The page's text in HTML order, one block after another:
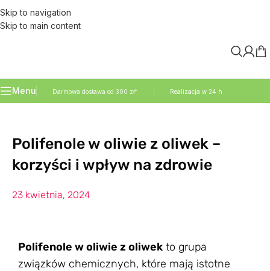
Skip to navigation
Skip to main content
Menu Darmowa dostawa od 300 zł* Realizacja w 24 h
Polifenole w oliwie z oliwek –
korzyści i wpływ na zdrowie
23 kwietnia, 2024
Polifenole w oliwie z oliwek to grupa
związków chemicznych, które mają istotne